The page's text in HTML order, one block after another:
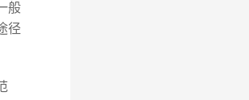
般
径